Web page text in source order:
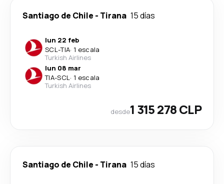
Santiago de Chile - Tirana 15 días
lun 22 feb
SCL-TIA· 1 escala
Turkish Airlines
lun 08 mar
TIA-SCL· 1 escala
Turkish Airlines
desde1 315 278 CLP
Santiago de Chile - Tirana 15 días